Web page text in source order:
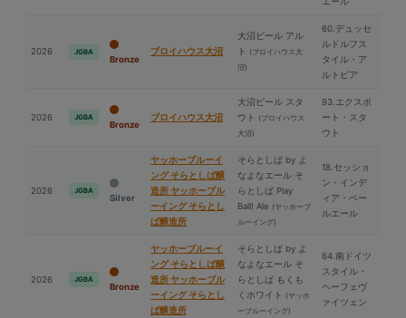
2026 JGBA
Bronze
ブロイハウス⼤沼
⼤沼ビール アル
ト (ブロイハウス⼤
沼)
60.デュッセ
ルドルフス
タイル・ア
ルトビア
2026 JGBA
Bronze
ブロイハウス⼤沼
⼤沼ビール スタ
ウト (ブロイハウス
⼤沼)
93.エクスポ
ート・スタ
ウト
2026 JGBA
Silver
ヤッホーブルーイ
ング そらとしば醸
造所 ヤッホーブル
ーイング そらとし
ば醸造所
そらとしば by よ
なよなエール そ
らとしば Play
Ball! Ale (ヤッホーブ
ルーイング)
18.セッショ
ン・インデ
ィア・ペー
ルエール
2026 JGBA
Bronze
ヤッホーブルーイ
ング そらとしば醸
造所 ヤッホーブル
ーイング そらとし
ば醸造所
そらとしば by よ
なよなエール そ
らとしば もくも
くホワイト (ヤッホ
ーブルーイング)
64.南ドイツ
スタイル・
ヘーフェヴ
ァイツェン